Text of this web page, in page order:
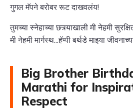
गुगल मॅपने बरोबर रूट दाखवलंय!
तुमच्या स्नेहाच्या छत्र्याखाली मी नेहमी
मी नेहमी मार्गस्थ...हॅप्पी बर्थडे माझ्या
Big Brother
Marathi for
Respect